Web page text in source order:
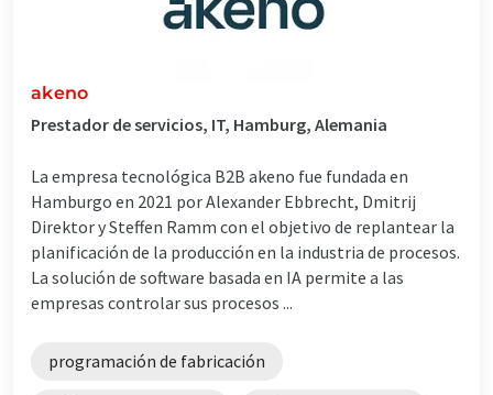
akeno
Prestador de servicios, IT, Hamburg, Alemania
La empresa tecnológica B2B akeno fue fundada en
Hamburgo en 2021 por Alexander Ebbrecht, Dmitrij
Direktor y Steffen Ramm con el objetivo de replantear la
planificación de la producción en la industria de procesos.
La solución de software basada en IA permite a las
empresas controlar sus procesos ...
programación de fabricación